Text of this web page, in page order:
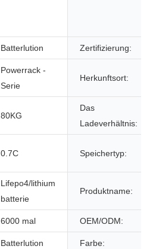
Batterlution Zertifizierung:
Powerrack -
Serie
Herkunftsort:
80KG
Das
Ladeverhältnis:
0.7C Speichertyp:
Lifepo4/lithium
batterie
Produktname:
6000 mal OEM/ODM:
Batterlution Farbe: